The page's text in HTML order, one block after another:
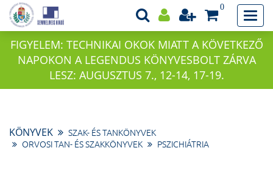
0
FIGYELEM: TECHNIKAI OKOK MIATT A KÖVETKEZŐ
NAPOKON A LEGENDUS KÖNYVESBOLT ZÁRVA
LESZ: AUGUSZTUS 7., 12-14, 17-19.
KÖNYVEK
SZAK- ÉS TANKÖNYVEK
ORVOSI TAN- ÉS SZAKKÖNYVEK
PSZICHIÁTRIA